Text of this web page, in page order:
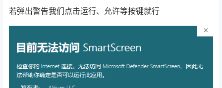
若弹出警告我们点击运行、允许等按键就行